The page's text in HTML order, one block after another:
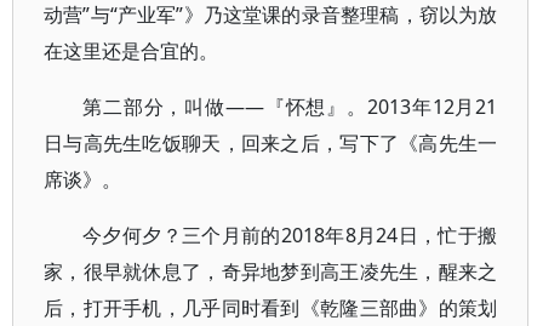
动营”与“产业军”》乃这堂课的录音整理稿，窃以为放
在这里还是合宜的。
第二部分，叫做——『怀想』。2013年12月21
日与高先生吃饭聊天，回来之后，写下了《高先生一
席谈》。
今夕何夕？三个月前的2018年8月24日，忙于搬
家，很早就休息了，奇异地梦到高王凌先生，醒来之
后，打开手机，几乎同时看到《乾隆三部曲》的策划